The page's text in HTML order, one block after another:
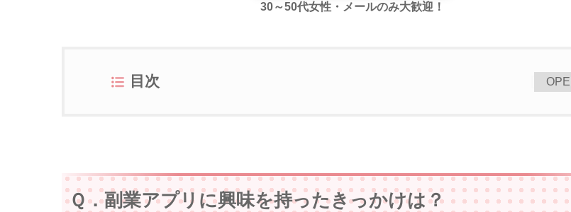
30～50代女性・メールのみ大歓迎！
目次
Ｑ．副業アプリに興味を持ったきっかけは？